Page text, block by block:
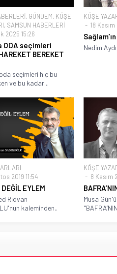
, GÜNDEM, KÖŞE
, SAMSUN HABERLERİ
2025 15:26
ODA seçimleri
BEREKET
seçimleri hiç bu
ve bu kadar...
KÖŞE
18 Kasım
Nedim
2019 11:54
EYLEM
Rıdvan
kaleminden..
KÖŞE
8 Kasım
Musa